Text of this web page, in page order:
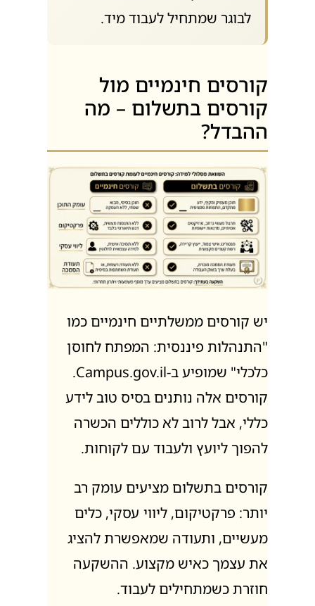
ההבדל בין בוגר שמחפש עבודה
קורסים חינמיים מול
קורסים בתשלום – מה
ההבדל?
יש קורסים ממשלתיים חינמיים כמו
"התנהלות פיננסית: המפתח לחוסן
כלכלי" שמופיע ב-Campus.gov.il.
קורסים אלה נותנים בסיס טוב לידע
כללי, אבל לרוב לא כוללים הכשרה
קורסים בתשלום מציעים עומק רב
יותר: פרקטיקום, ליווי עסקי, כלים
מעשיים, ותעודה שמאפשרת להציג
את עצמך כאיש מקצוע. ההשקעה